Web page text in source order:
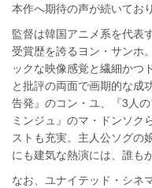
本作へ期待の声が続いてお
監督は韓国アニメ系を代表
受賞歴を誇るヨン・サンホ
ックな映像感覚と繊細かつ
と批評の両面で画期的な成
告発』のコン・ユ、『3人
ミンジュ』のマ・ドンソク
ストも充実。主人公ソグの
にも建気な熱演には、誰も
なお、ユナイテッド・シネ